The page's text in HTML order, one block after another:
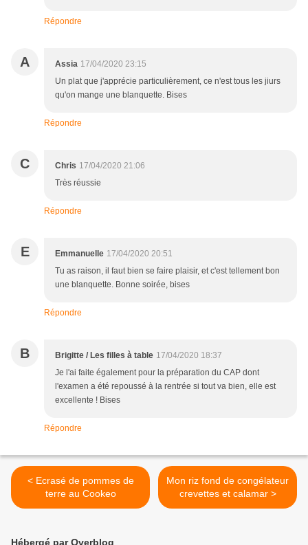
Répondre
A Assia 17/04/2020 23:15
Un plat que j'apprécie particulièrement, ce n'est tous les jiurs
qu'on mange une blanquette. Bises
Répondre
C Chris 17/04/2020 21:06
Très réussie
Répondre
E Emmanuelle 17/04/2020 20:51
Tu as raison, il faut bien se faire plaisir, et c'est tellement bon
une blanquette. Bonne soirée, bises
Répondre
B Brigitte / Les filles à table 17/04/2020 18:37
Je l'ai faite également pour la préparation du CAP dont
l'examen a été repoussé à la rentrée si tout va bien, elle est
excellente ! Bises
Répondre
< Ecrasé de pommes de
terre au Cookeo
Mon riz fond de congélateur
crevettes et calamar >
Hébergé par Overblog